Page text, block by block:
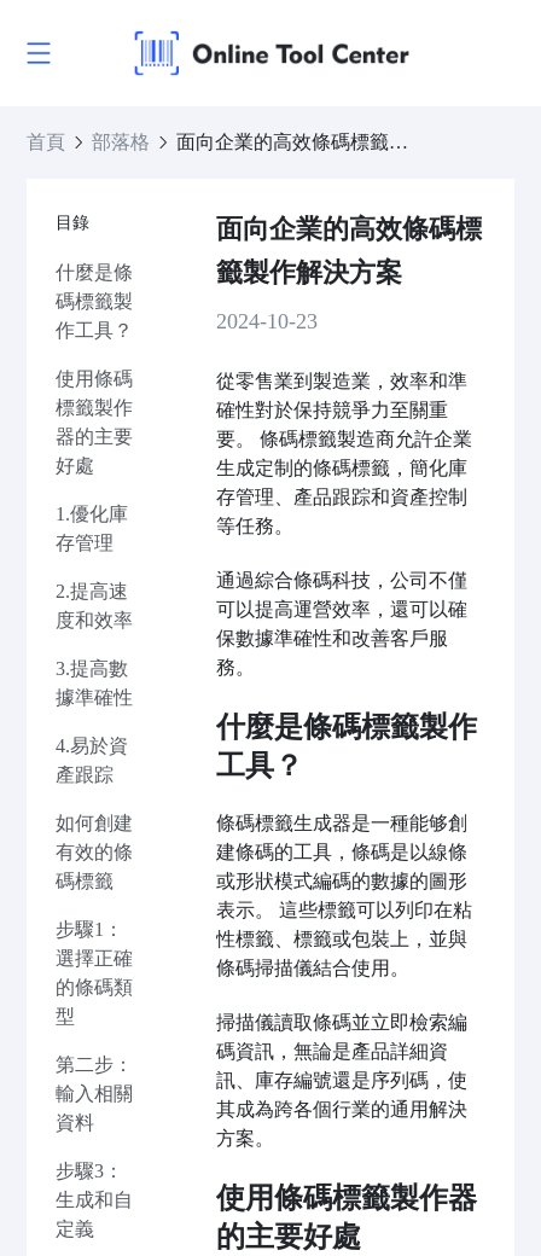
首頁 部落格 面向企業的高效條碼標籤製作解決方案
目錄
什麼是條
碼標籤製
作工具？
使用條碼
標籤製作
器的主要
好處
1.優化庫
存管理
2.提高速
度和效率
3.提高數
據準確性
4.易於資
產跟踪
如何創建
有效的條
碼標籤
步驟1：
選擇正確
的條碼類
型
第二步：
輸入相關
資料
步驟3：
生成和自
定義
面向企業的高效條碼標
籤製作解決方案
2024-10-23
從零售業到製造業，效率和準
確性對於保持競爭力至關重
要。 條碼標籤製造商允許企業
生成定制的條碼標籤，簡化庫
存管理、產品跟踪和資產控制
等任務。
通過綜合條碼科技，公司不僅
可以提高運營效率，還可以確
保數據準確性和改善客戶服
務。
什麼是條碼標籤製作
工具？
條碼標籤生成器是一種能够創
建條碼的工具，條碼是以線條
或形狀模式編碼的數據的圖形
表示。 這些標籤可以列印在粘
性標籤、標籤或包裝上，並與
條碼掃描儀結合使用。
掃描儀讀取條碼並立即檢索編
碼資訊，無論是產品詳細資
訊、庫存編號還是序列碼，使
其成為跨各個行業的通用解決
方案。
使用條碼標籤製作器
的主要好處